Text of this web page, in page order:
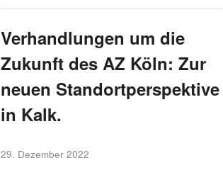
Verhandlungen um die
Zukunft des AZ Köln: Zur
neuen Standortperspektive
in Kalk.
29. Dezember 2022